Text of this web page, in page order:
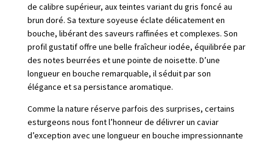
de calibre supérieur, aux teintes variant du gris foncé au
brun doré. Sa texture soyeuse éclate délicatement en
bouche, libérant des saveurs raffinées et complexes. Son
profil gustatif offre une belle fraîcheur iodée, équilibrée par
des notes beurrées et une pointe de noisette. D’une
longueur en bouche remarquable, il séduit par son
élégance et sa persistance aromatique.
Comme la nature réserve parfois des surprises, certains
esturgeons nous font l’honneur de délivrer un caviar
d’exception avec une longueur en bouche impressionnante